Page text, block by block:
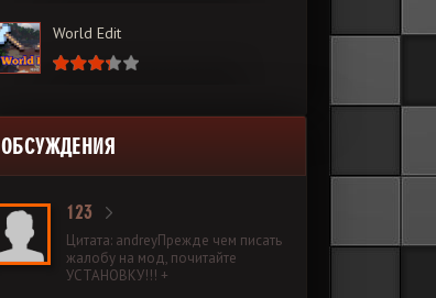
World Edit
ОБСУЖДЕНИЯ
123
Цитата: andreyПрежде чем писать
жалобу на мод, почитайте
УСТАНОВКУ!!! +